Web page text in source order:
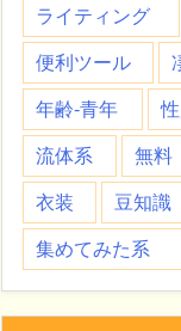
ライティング
便利ツール
年齢-青年
流体系
無料
衣装
豆知識
集めてみた系